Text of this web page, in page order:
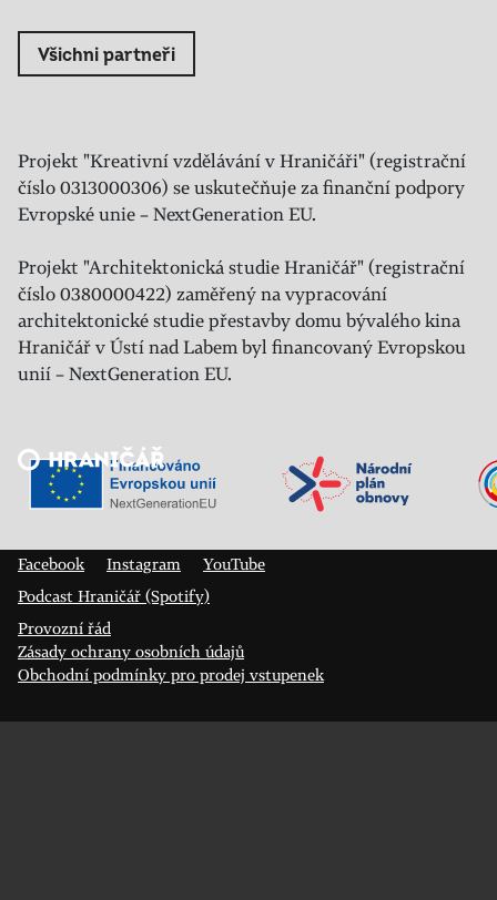
Všichni partneři
Projekt "Kreativní vzdělávání v Hraničáři" (registrační
číslo 0313000306) se uskutečňuje za finanční podpory
Evropské unie – NextGeneration EU.
Projekt "Architektonická studie Hraničář" (registrační
číslo 0380000422) zaměřený na vypracování
architektonické studie přestavby domu bývalého kina
Hraničář v Ústí nad Labem byl financovaný Evropskou
unií – NextGeneration EU.
Veřejný sál Hraničář, spolek
Facebook
Instagram
YouTube
Podcast Hraničář (Spotify)
Provozní řád
Zásady ochrany osobních údajů
Obchodní podmínky pro prodej vstupenek